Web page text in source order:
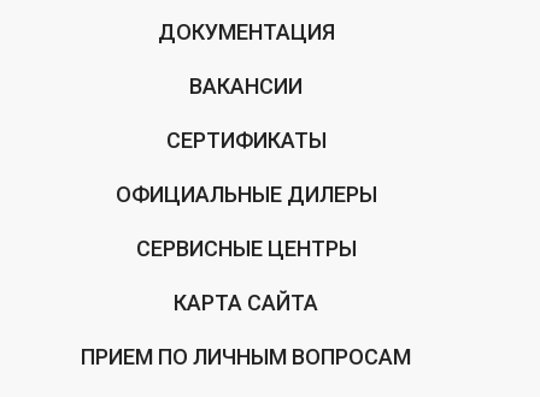
ДОКУМЕНТАЦИЯ
ВАКАНСИИ
СЕРТИФИКАТЫ
ОФИЦИАЛЬНЫЕ ДИЛЕРЫ
СЕРВИСНЫЕ ЦЕНТРЫ
КАРТА САЙТА
ПРИЕМ ПО ЛИЧНЫМ ВОПРОСАМ